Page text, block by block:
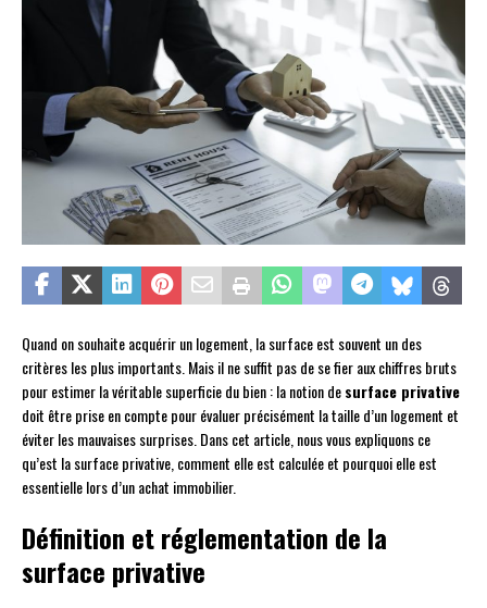
Quand on souhaite acquérir un logement, la surface est souvent un des
critères les plus importants. Mais il ne suffit pas de se fier aux chiffres bruts
pour estimer la véritable superficie du bien : la notion desurface privative
doit être prise en compte pour évaluer précisément la taille d’un logement et
éviter les mauvaises surprises. Dans cet article, nous vous expliquons ce
qu’est la surface privative, comment elle est calculée et pourquoi elle est
essentielle lors d’un achat immobilier.
Définition et réglementation de la
surface privative